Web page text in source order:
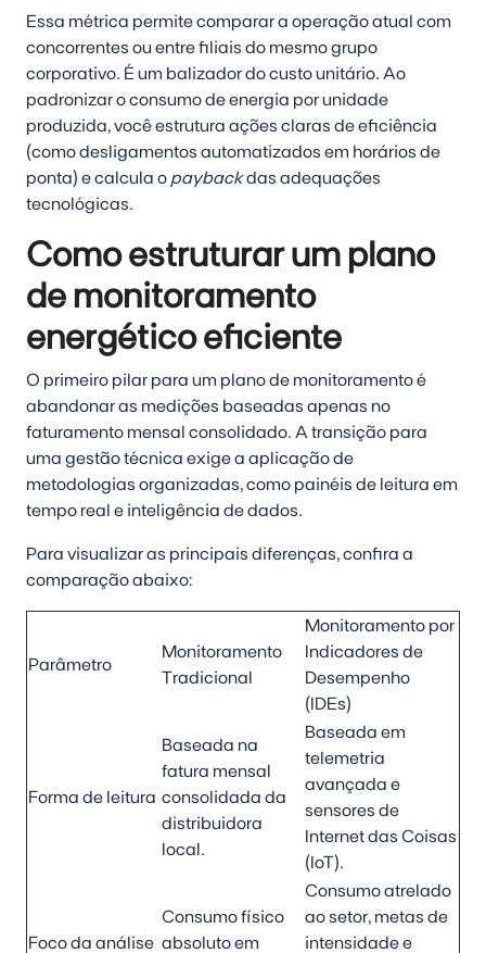
Essa métrica permite comparar a operação atual com
concorrentes ou entre filiais do mesmo grupo
corporativo. É um balizador do custo unitário. Ao
padronizar o consumo de energia por unidade
produzida, você estrutura ações claras de eficiência
(como desligamentos automatizados em horários de
ponta) e calcula o paybackdas adequações
tecnológicas.
Como estruturar um plano
de monitoramento
energético eficiente
O primeiro pilar para um plano de monitoramento é
abandonar as medições baseadas apenas no
faturamento mensal consolidado. A transição para
uma gestão técnica exige a aplicação de
metodologias organizadas, como painéis de leitura em
tempo real e inteligência de dados.
Para visualizar as principais diferenças, confira a
comparação abaixo:
Parâmetro
Monitoramento
Tradicional
Monitoramento por
Indicadores de
Desempenho
(IDEs)
Forma de leitura
Baseada na
fatura mensal
consolidada da
distribuidora
local.
Baseada em
telemetria
avançada e
sensores de
Internet das Coisas
(IoT).
Foco da análise
Consumo físico
absoluto em
Consumo atrelado
ao setor, metas de
intensidade e